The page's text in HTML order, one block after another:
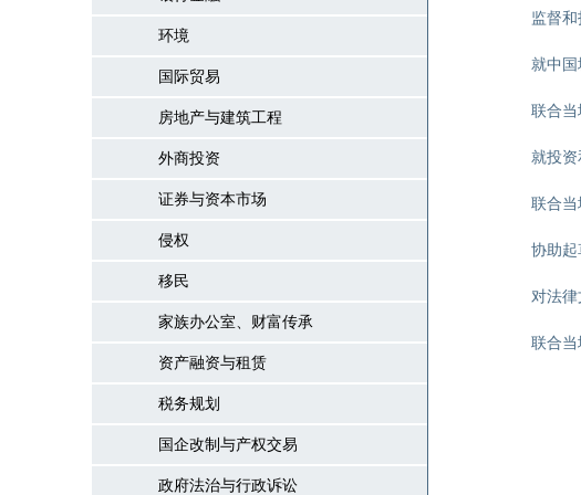
环境
国际贸易
房地产与建筑工程
外商投资
证券与资本市场
侵权
移民
家族办公室、财富传承
资产融资与租赁
税务规划
国企改制与产权交易
政府法治与行政诉讼
监督
就中国
联合当
就投资
联合当
协助起
对法律
联合当